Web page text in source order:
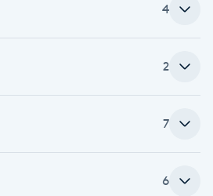
4
2
7
6